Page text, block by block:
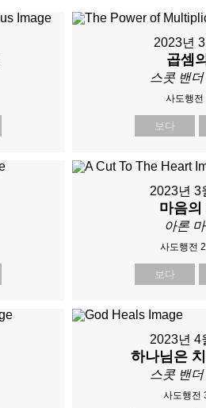
2023년
곱셈
스콧 밴
사도행전
보다
2023년 3
마음의
아론
사도행전
보다
2023년 4
하나님은
스콧 밴
사도행전